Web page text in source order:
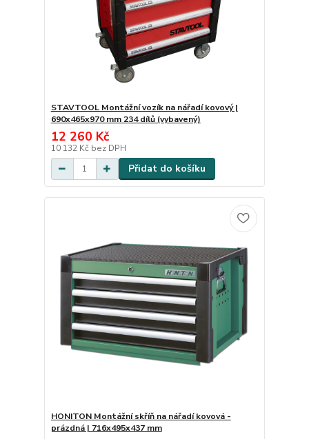
STAVTOOL Montážní vozík na nářadí kovový |
690x465x970 mm 234 dílů (vybavený)
12 260 Kč
10 132 Kč bez DPH
Přidat do košíku
HONITON Montážní skříň na nářadí kovová -
prázdná | 716x495x437 mm